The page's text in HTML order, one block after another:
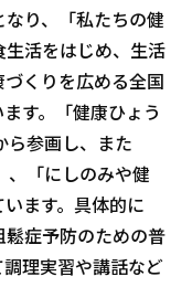
り、「私たちの健
活をはじめ、生活
くりを広める全国
す。「健康ひょう
ら参画し、また
、「にしのみや健
ます。具体的に
症予防のための普
理実習や講話など